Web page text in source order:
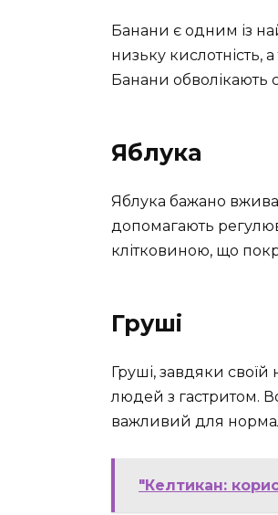
Банани є одним із
низьку кислотність,
Банани
Яблука
Яблука бажано
допомагають
клітковиною, що
Груші
Груші, завдяки своїй
людей з гастритом.
важливий для
"Келтикан: